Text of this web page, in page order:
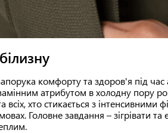
комфорту та здоров'я під час
атрибутом в холодну пору
всіх, хто стикається з інтенсивними
Головне завдання – зігрівати та